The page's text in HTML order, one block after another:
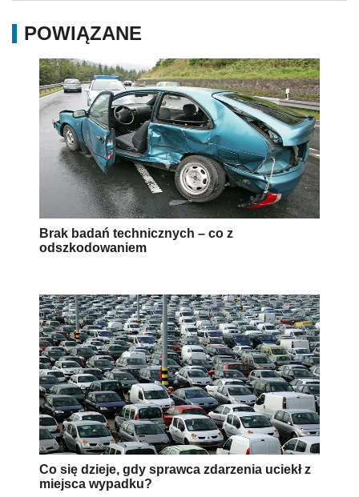
POWIĄZANE
Brak badań technicznych – co z
odszkodowaniem
Co się dzieje, gdy sprawca zdarzenia uciekł z
miejsca wypadku?